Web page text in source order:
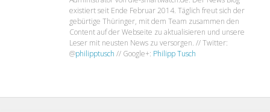
existiert seit Ende Februar 2014. Täglich freut sich der
gebürtige Thüringer, mit dem Team zusammen den
Content auf der Webseite zu aktualisieren und unsere
Leser mit neusten News zu versorgen. // Twitter:
@philipptusch // Google+: Philipp Tusch